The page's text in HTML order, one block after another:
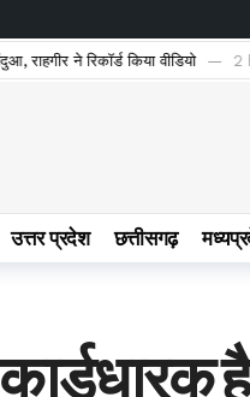
ने रिकॉर्ड किया वीडियो 2
उत्तर प्रदेश छत्तीसगढ़